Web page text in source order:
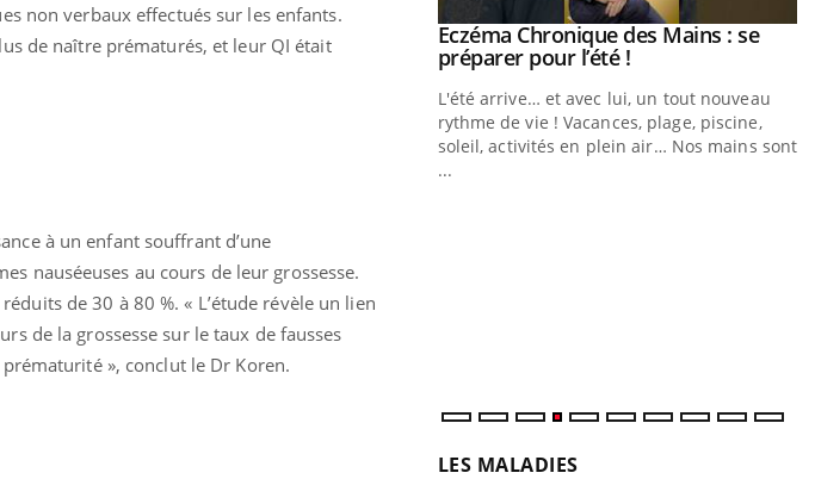
non verbaux effectués sur les enfants.
de naître prématurés, et leur QI était
à un enfant souffrant d’une
nauséeuses au cours de leur grossesse.
de 30 à 80 %. « L’étude révèle un lien
de la grossesse sur le taux de fausses
», conclut le Dr Koren.
Youtube
Insuline & Charge mentale : et si on
osait en parler??Youtube
Youtube
Eczéma Chronique des Mains : se
préparer pour l’été !Youtube
L'été arrive… et avec lui, un tout nouveau
rythme de vie ! Vacances, plage, piscine,
soleil, activités en plein air… Nos mains sont
...
LES MALADIES